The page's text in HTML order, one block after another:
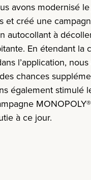
avons modernisé
et créé une
autocollant à
En étendant la
l’application,
chances
également stimulé
à ce jour.​​